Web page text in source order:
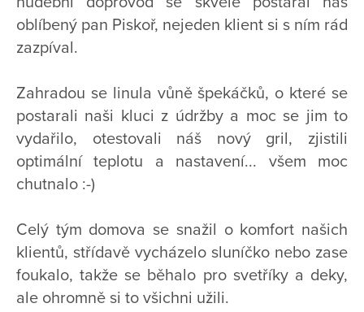
oblíbený pan Piskoř, nejeden klient si s ním rád
zazpíval.
Zahradou se linula vůně špekáčků, o které se
postarali naši kluci z údržby a moc se jim to
vydařilo, otestovali náš nový gril, zjistili
optimální teplotu a nastavení... všem moc
chutnalo :-)
Celý tým domova se snažil o komfort našich
klientů, střídavě vycházelo sluníčko nebo zase
foukalo, takže se běhalo pro svetříky a deky,
ale ohromně si to všichni užili.